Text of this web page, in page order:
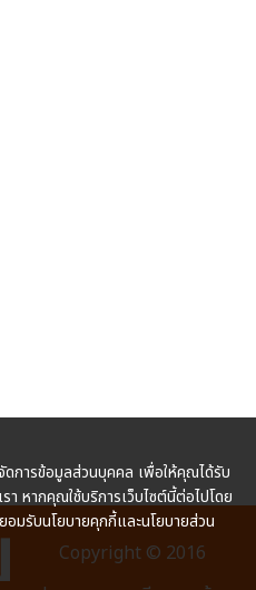
Copyright © 2016
ดการข้อมูลส่วนบุคคล เพื่อให้คุณได้รับ
หากคุณใช้บริการเว็บไซต์นี้ต่อไปโดย
มรับนโยบายคุกกี้และนโยบายส่วน